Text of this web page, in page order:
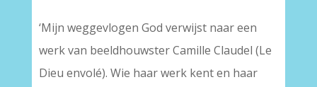
‘Mijn weggevlogen God verwijst naar een
werk van beeldhouwster Camille Claudel (Le
Dieu envolé). Wie haar werk kent en haar